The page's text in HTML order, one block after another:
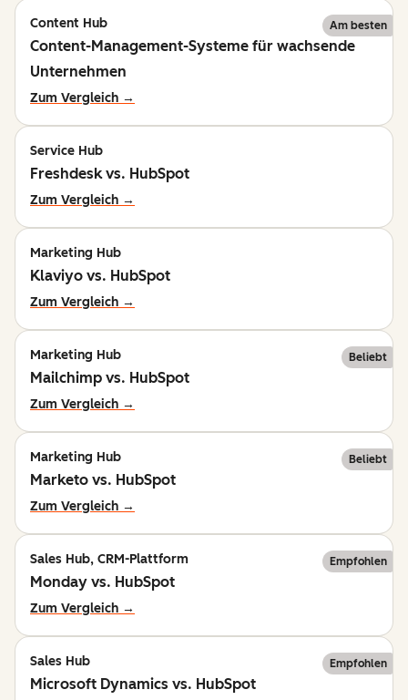
Content Hub Am besten
Content-Management-Systeme für wachsende
Unternehmen
Zum Vergleich →
Service Hub
Freshdesk vs. HubSpot
Zum Vergleich →
Marketing Hub
Klaviyo vs. HubSpot
Zum Vergleich →
Marketing Hub Beliebt
Mailchimp vs. HubSpot
Zum Vergleich →
Marketing Hub Beliebt
Marketo vs. HubSpot
Zum Vergleich →
Sales Hub, CRM-Plattform Empfohlen
Monday vs. HubSpot
Zum Vergleich →
Sales Hub Empfohlen
Microsoft Dynamics vs. HubSpot